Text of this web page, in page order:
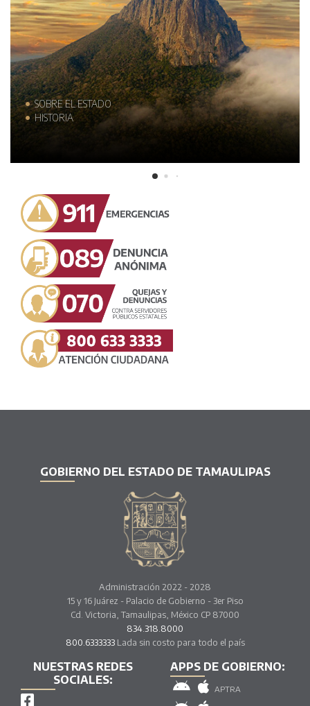
SOBRE EL ESTADO
HISTORIA
GOBIERNO DEL ESTADO DE TAMAULIPAS
Administración 2022 - 2028
15 y 16 Juárez - Palacio de Gobierno - 3er Piso
Cd. Victoria, Tamaulipas, México CP 87000
834.318.8000
800.6333333Lada sin costo para todo el país
NUESTRAS REDES
SOCIALES:
APPS DE GOBIERNO:
APTRA